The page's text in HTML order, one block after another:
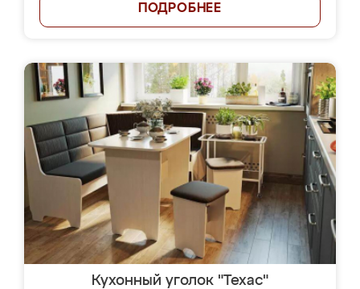
ПОДРОБНЕЕ
Кухонный уголок "Техас"